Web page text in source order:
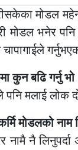
मोडल
मोडल भनेर
कुन बढि गर्नु भो
मलाई लोक
मोडलको नाम
नै लिनुपर्दा